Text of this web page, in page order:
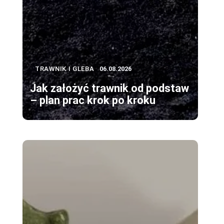
TRAWNIK I GLEBA 06.08.2026
Jak założyć trawnik od podstaw
– plan prac krok po kroku